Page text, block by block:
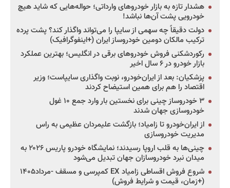
هشدار تازه به بازار خودروهای وارداتی؛ حواله‌هایی که شاید هیچ
خودرویی پشت آن‌ها نباشد!
دولت دقیقاً چه سهمی از سایپا را می‌تواند واگذار کند؟ پشت پرده
ترکیب مالکان دومین خودروساز ایران (+اینفوگرافیک)
رکوردشکنی فروش خودروهای برقی در انگلیس؛ بهترین عملکرد
بازار خودرو در ۶ سال اخیر
پزشکیان: بعد از ایران‌خودرو، نوبت واگذاری سایپاست؛ وزیر
اقتصاد را هم برای همین استیضاح کردند
۳ خودروساز چینی برای نخستین بار وارد جمع ۱۰ غول
خودروسازی جهان شدند
از ایران‌خودرو تا زامیاد؛ بازگشت علیمردان عظیمی به راس
مدیریت خودروسازی
چینی‌ها به قلب اروپا رسیدند؛ نمایشگاه خودرو پاریس ۲۰۲۶ به
میدان نبرد خودروسازان جهان تبدیل می‌شود
شروع فروش اقساطی زامیاد EX کمپرسی و مسقف -مرداد۱۴۰۵
(+زمان، قیمت و شرایط فروش)